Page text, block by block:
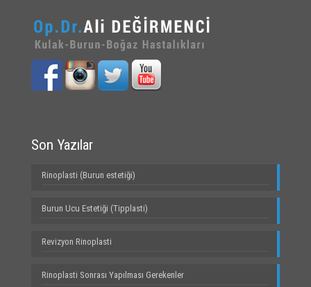
Son Yazılar
Rinoplasti (Burun estetiği)
Burun Ucu Estetiği (Tipplasti)
Revizyon Rinoplasti
Rinoplasti Sonrası Yapılması Gerekenler